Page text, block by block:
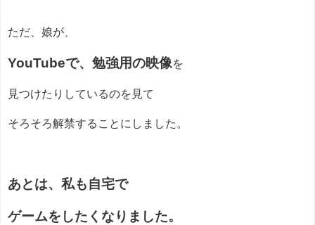
ただ、娘が、
YouTubeで、勉強用の映像を
見つけたりしているのを見て
そろそろ解禁することにしました。
あとは、私も自宅で
ゲームをしたくなりました。